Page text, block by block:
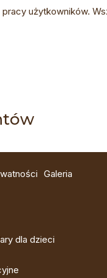
użytkowników.
Galeria
dla dzieci